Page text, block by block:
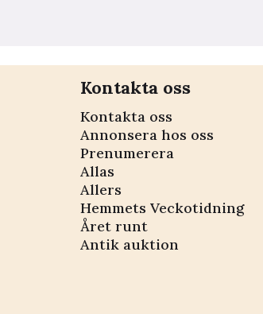
Kontakta oss
Kontakta oss
Annonsera hos oss
Prenumerera
Allas
Allers
Hemmets Veckotidning
Året runt
Antik auktion